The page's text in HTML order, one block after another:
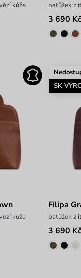
kůže batůžek z
3 690 Kč
kůže
SK
Filipa
batůžek z
3 690 Kč